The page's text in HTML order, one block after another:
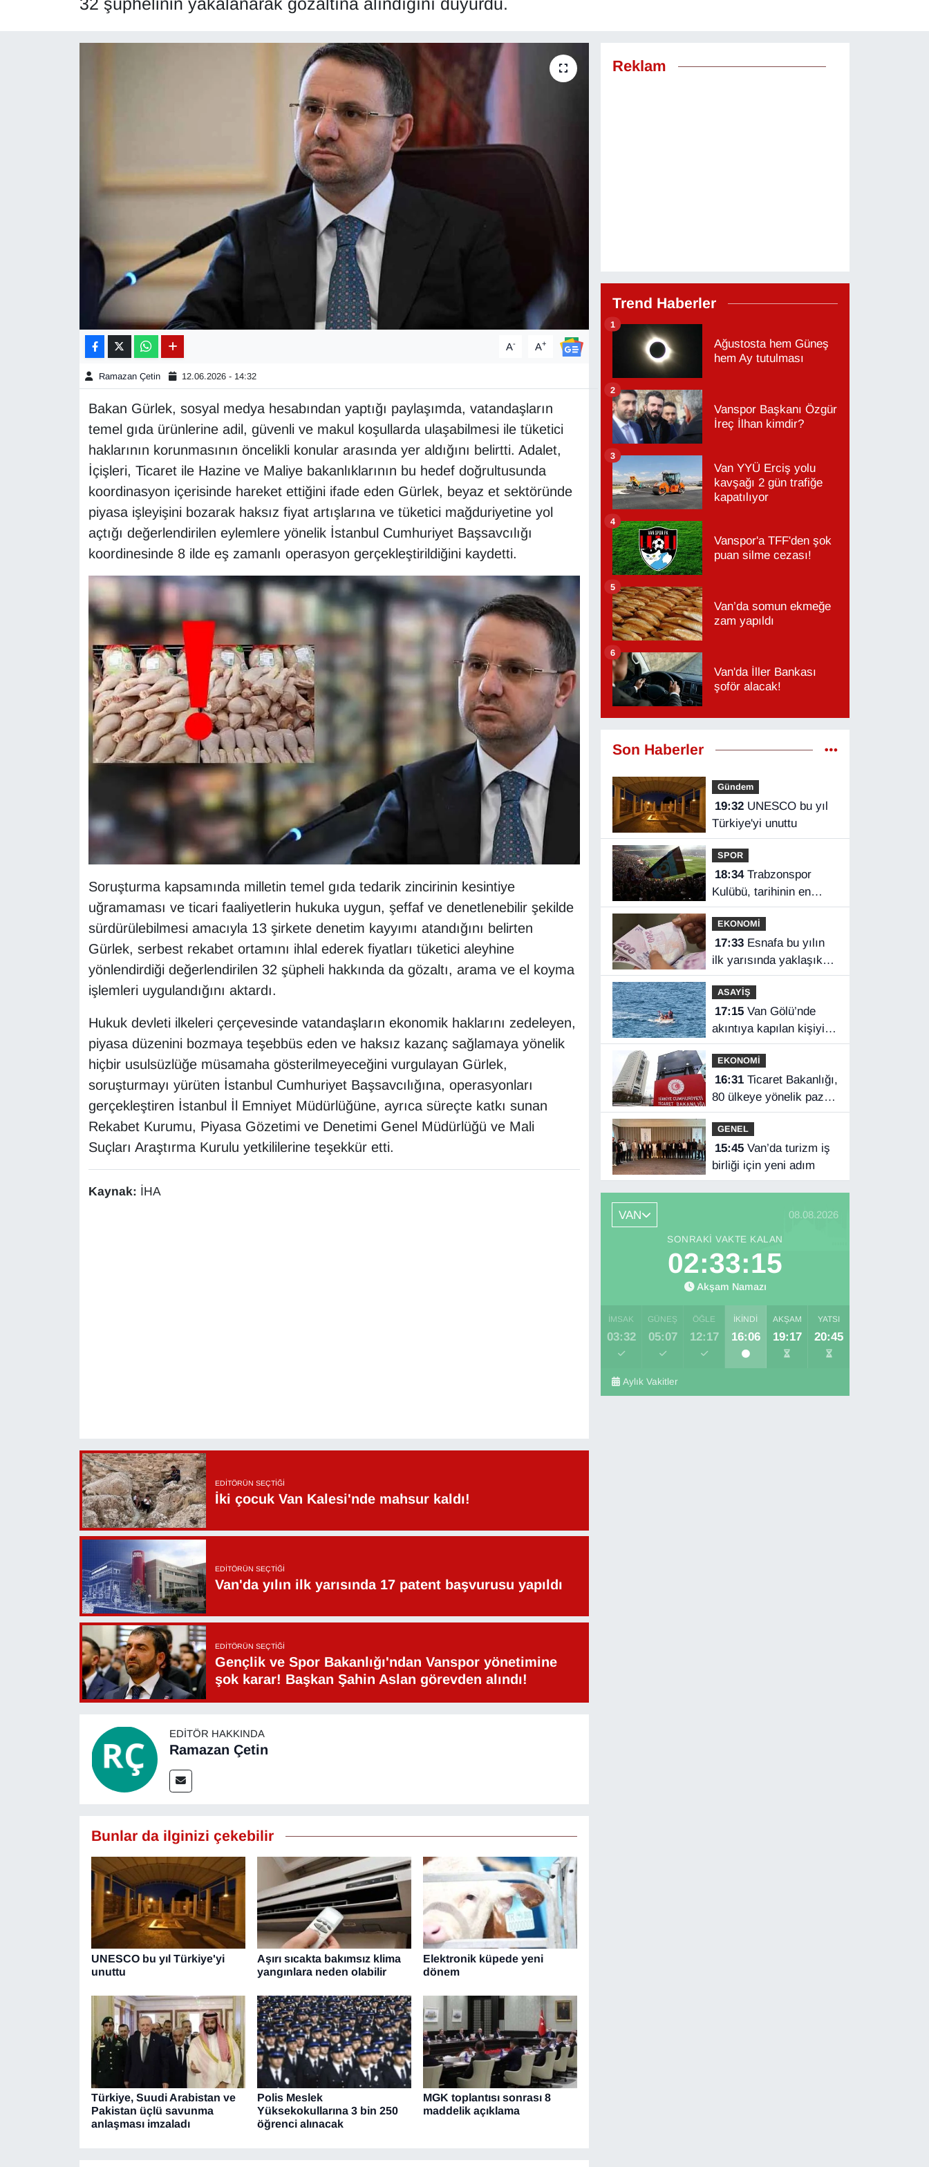
A- A+
Ramazan Çetin 12.06.2026 - 14:32
Bakan Gürlek, sosyal medya hesabından yaptığı paylaşımda, vatandaşların
temel gıda ürünlerine adil, güvenli ve makul koşullarda ulaşabilmesi ile tüketici
haklarının korunmasının öncelikli konular arasında yer aldığını belirtti. Adalet,
İçişleri, Ticaret ile Hazine ve Maliye bakanlıklarının bu hedef doğrultusunda
koordinasyon içerisinde hareket ettiğini ifade eden Gürlek, beyaz et sektöründe
piyasa işleyişini bozarak haksız fiyat artışlarına ve tüketici mağduriyetine yol
açtığı değerlendirilen eylemlere yönelik İstanbul Cumhuriyet Başsavcılığı
koordinesinde 8 ilde eş zamanlı operasyon gerçekleştirildiğini kaydetti.
Soruşturma kapsamında milletin temel gıda tedarik zincirinin kesintiye
uğramaması ve ticari faaliyetlerin hukuka uygun, şeffaf ve denetlenebilir şekilde
sürdürülebilmesi amacıyla 13 şirkete denetim kayyımı atandığını belirten
Gürlek, serbest rekabet ortamını ihlal ederek fiyatları tüketici aleyhine
yönlendirdiği değerlendirilen 32 şüpheli hakkında da gözaltı, arama ve el koyma
işlemleri uygulandığını aktardı.
Hukuk devleti ilkeleri çerçevesinde vatandaşların ekonomik haklarını zedeleyen,
piyasa düzenini bozmaya teşebbüs eden ve haksız kazanç sağlamaya yönelik
hiçbir usulsüzlüğe müsamaha gösterilmeyeceğini vurgulayan Gürlek,
soruşturmayı yürüten İstanbul Cumhuriyet Başsavcılığına, operasyonları
gerçekleştiren İstanbul İl Emniyet Müdürlüğüne, ayrıca süreçte katkı sunan
Rekabet Kurumu, Piyasa Gözetimi ve Denetimi Genel Müdürlüğü ve Mali
Suçları Araştırma Kurulu yetkililerine teşekkür etti.
Kaynak: İHA
EDITÖRÜN SEÇTIĞI
İki çocuk Van Kalesi'nde mahsur kaldı!
EDITÖRÜN SEÇTIĞI
Van'da yılın ilk yarısında 17 patent başvurusu yapıldı
EDITÖRÜN SEÇTIĞI
Gençlik ve Spor Bakanlığı'ndan Vanspor yönetimine
şok karar! Başkan Şahin Aslan görevden alındı!
EDITÖR HAKKINDA
Ramazan Çetin
Bunlar da ilginizi çekebilir
UNESCO bu yıl Türkiye'yi
unuttu
Aşırı sıcakta bakımsız klima
yangınlara neden olabilir
Elektronik küpede yeni
dönem
Türkiye, Suudi Arabistan ve
Pakistan üçlü savunma
anlaşması imzaladı
Polis Meslek
Yüksekokullarına 3 bin 250
öğrenci alınacak
MGK toplantısı sonrası 8
maddelik açıklama
Reklam
Trend Haberler
Ağustosta hem Güneş
hem Ay tutulması
1
Vanspor Başkanı Özgür
İreç İlhan kimdir?
2
Van YYÜ Erciş yolu
kavşağı 2 gün trafiğe
kapatılıyor
3
Vanspor'a TFF'den şok
puan silme cezası!
4
Van’da somun ekmeğe
zam yapıldı
5
Van'da İller Bankası
şoför alacak!
6
Son Haberler
Gündem
19:32UNESCO bu yıl
Türkiye'yi unuttu
SPOR
18:34Trabzonspor
Kulübü, tarihinin en
yüksek kombine
satışını yaptı
EKONOMİ
17:33Esnafa bu yılın
ilk yarısında yaklaşık
75 milyar lira finansman
ASAYİŞ
17:15Van Gölü’nde
akıntıya kapılan kişiyi
sahil güvenlik ekipleri
kurtardı
EKONOMİ
16:31Ticaret Bakanlığı,
80 ülkeye yönelik pazar
araştırması hazırladı
GENEL
15:45Van’da turizm iş
birliği için yeni adım
VAN 08.08.2026
SONRAKI VAKTE KALAN
02:33:14
Akşam Namazı
İMSAK
03:32
GÜNEŞ
05:07
ÖĞLE
12:17
İKINDI
16:06
AKŞAM
19:17
YATSI
20:45
Aylık Vakitler
En çok konuşulanlar
HABERDE İNSAN
Kamu Alımları
Kim Kimdir?
Kültür & Sanat
MAGAZİN
ONE EKONOMİ
POLİTİKA
RÖPORTAJ
Sinema - TV
TEKNOLOJİ
VAN'DA SPOR